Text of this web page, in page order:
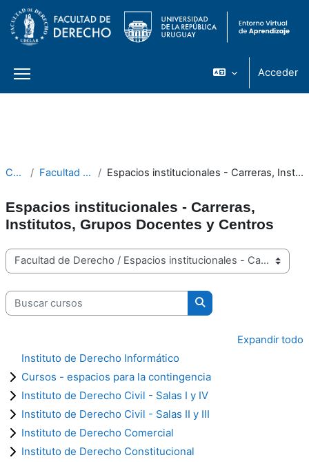
Panel lateral
Acceder
Cursos Facultad de Derecho Espacios institucionales - Carreras, Institutos, Grupos Docentes y Centros
Espacios institucionales - Carreras,
Institutos, Grupos Docentes y Centros
Categorías
Buscar cursos
Buscar cursos
Expandir todo
Instituto de Derecho Informático
Cursos - espacios para la contingencia
Instituto de Derecho Civil - Salas I y IV
Instituto de Derecho Civil - Salas II y III
Instituto de Derecho Comercial
Instituto de Derecho Constitucional